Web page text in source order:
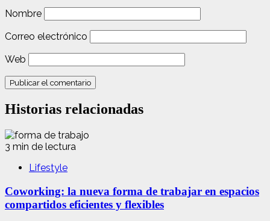
Nombre
Correo electrónico
Web
Historias relacionadas
3 min de lectura
Lifestyle
Coworking: la nueva forma de trabajar en espacios
compartidos eficientes y flexibles